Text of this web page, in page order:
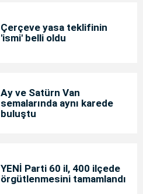
Çerçeve yasa teklifinin
'ismi' belli oldu
Ay ve Satürn Van
semalarında aynı karede
buluştu
YENİ Parti 60 il, 400 ilçede
örgütlenmesini tamamlandı